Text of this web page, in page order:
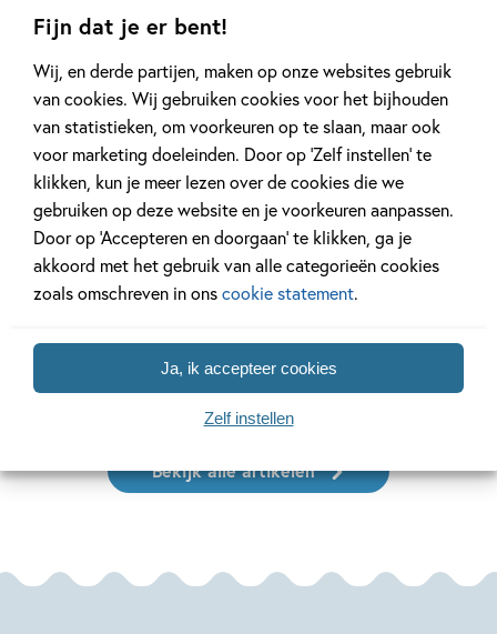
Fijn dat je er bent!
Wij, en derde partijen, maken op onze websites gebruik
van cookies. Wij gebruiken cookies voor het bijhouden
van statistieken, om voorkeuren op te slaan, maar ook
voor marketing doeleinden. Door op ‘Zelf instellen’ te
klikken, kun je meer lezen over de cookies die we
gebruiken op deze website en je voorkeuren aanpassen.
Door op ‘Accepteren en doorgaan’ te klikken, ga je
akkoord met het gebruik van alle categorieën cookies
zoals omschreven in onscookie statement.
Ja, ik accepteer cookies
Zelf instellen
Gerelateerde artikelen
14 SEPTEMBER 2025
Ons Kinderpanel leest: ‘De
blauwevinvistemster’
Kinderpanel
14 MEI 2025
Interview met
Interview
Bekijk alle artikelen